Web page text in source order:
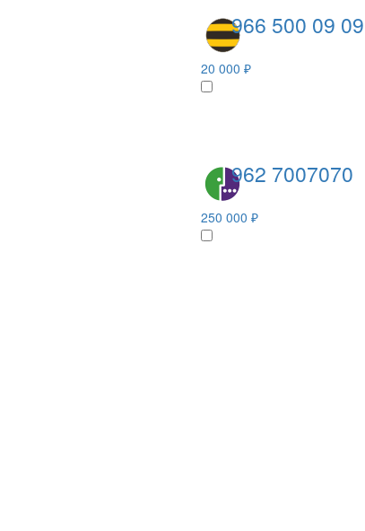
966 500 09 09
20 000 ₽
962 7007070
250 000 ₽